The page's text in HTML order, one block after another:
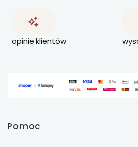
opinie klientów
Linki w stopce
Pomoc